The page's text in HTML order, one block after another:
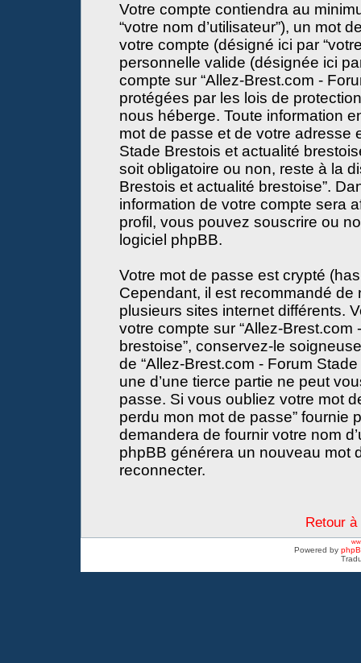
Votre compte contiendra au
“votre nom d’utilisateur”), un mot
votre compte (désigné ici par
personnelle valide (désignée ici
compte sur “Allez-Brest.com -
protégées par les lois de
nous héberge. Toute information
mot de passe et de votre adresse
Stade Brestois et actualité
soit obligatoire ou non, reste à la
Brestois et actualité brestoise”.
information de votre compte sera
profil, vous pouvez souscrire ou
logiciel phpBB.
Votre mot de passe est crypté
Cependant, il est recommandé
plusieurs sites internet différents.
votre compte sur “Allez-
brestoise”, conservez-le
de “Allez-Brest.com - Forum
une d’une tierce partie ne peut
passe. Si vous oubliez votre mot
perdu mon mot de passe” fournie
demandera de fournir votre nom
phpBB générera un nouveau mot
reconnecter.
Retour à
Powered by